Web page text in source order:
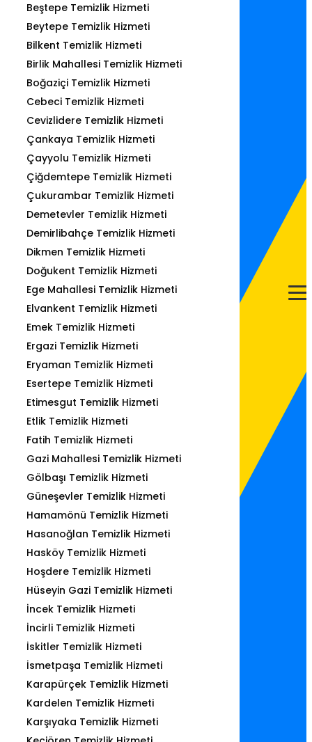
Beştepe Temizlik Hizmeti
Beytepe Temizlik Hizmeti
Bilkent Temizlik Hizmeti
Birlik Mahallesi Temizlik Hizmeti
Boğaziçi Temizlik Hizmeti
Cebeci Temizlik Hizmeti
Cevizlidere Temizlik Hizmeti
Çankaya Temizlik Hizmeti
Çayyolu Temizlik Hizmeti
Çiğdemtepe Temizlik Hizmeti
Çukurambar Temizlik Hizmeti
Demetevler Temizlik Hizmeti
Demirlibahçe Temizlik Hizmeti
Dikmen Temizlik Hizmeti
Doğukent Temizlik Hizmeti
Ege Mahallesi Temizlik Hizmeti
Elvankent Temizlik Hizmeti
Emek Temizlik Hizmeti
Ergazi Temizlik Hizmeti
Eryaman Temizlik Hizmeti
Esertepe Temizlik Hizmeti
Etimesgut Temizlik Hizmeti
Etlik Temizlik Hizmeti
Fatih Temizlik Hizmeti
Gazi Mahallesi Temizlik Hizmeti
Gölbaşı Temizlik Hizmeti
Güneşevler Temizlik Hizmeti
Hamamönü Temizlik Hizmeti
Hasanoğlan Temizlik Hizmeti
Hasköy Temizlik Hizmeti
Hoşdere Temizlik Hizmeti
Hüseyin Gazi Temizlik Hizmeti
İncek Temizlik Hizmeti
İncirli Temizlik Hizmeti
İskitler Temizlik Hizmeti
İsmetpaşa Temizlik Hizmeti
Karapürçek Temizlik Hizmeti
Kardelen Temizlik Hizmeti
Karşıyaka Temizlik Hizmeti